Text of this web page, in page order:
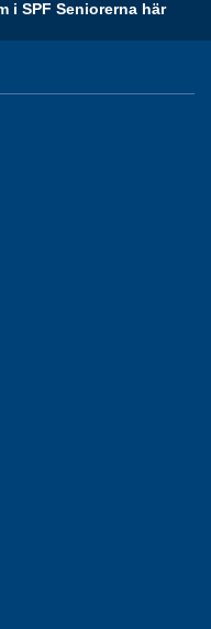
i SPF Seniorerna här